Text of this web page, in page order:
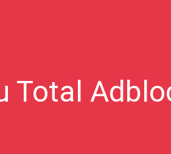
Total